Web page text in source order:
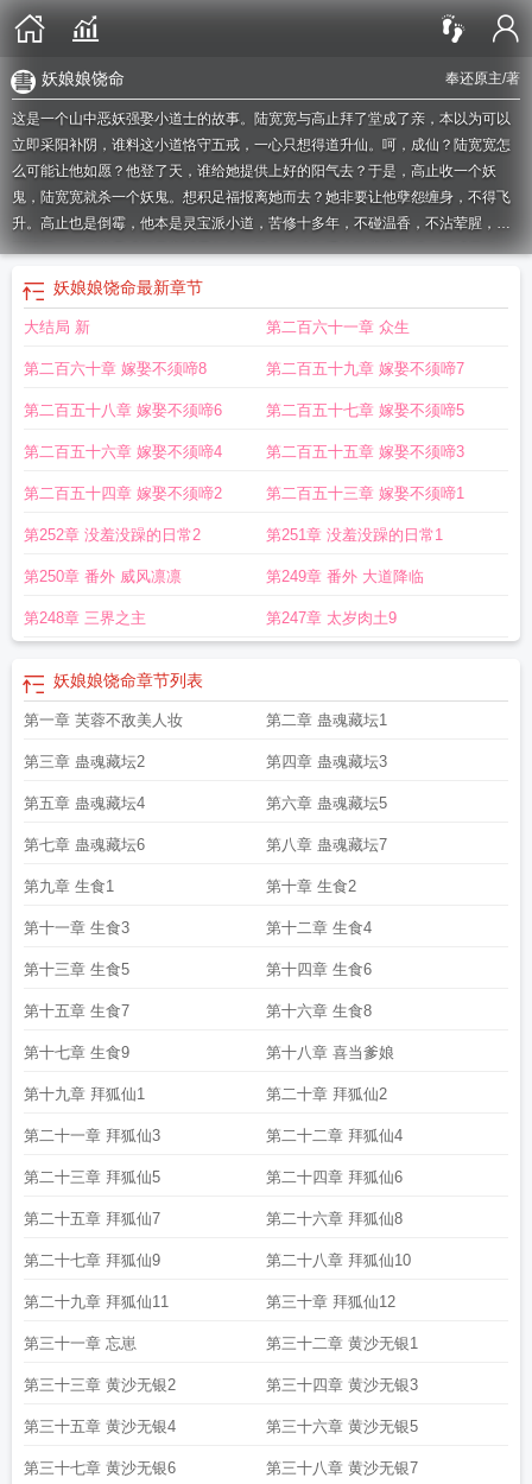
奉还原主/著
妖娘娘饶命
这是一个山中恶妖强娶小道士的故事。陆宽宽与高止拜了堂成了亲，本以为可以
立即采阳补阴，谁料这小道恪守五戒，一心只想得道升仙。呵，成仙？陆宽宽怎
么可能让他如愿？他登了天，谁给她提供上好的阳气去？于是，高止收一个妖
鬼，陆宽宽就杀一个妖鬼。想积足福报离她而去？她非要让他孽怨缠身，不得飞
升。高止也是倒霉，他本是灵宝派小道，苦修十多年，不碰温香，不沾荤腥，自
诩清正，好不容易成了灵宝派最年轻的箓生，谁知遇上陆宽宽之后，五戒尽破，
甚至与其无媒苟合，终落了个修为尽失的下场。【1V1势均力敌】【小扑街觉得
如果收藏破一百，就是HE。没破就是BE。以慰藉我受伤的心灵。】如果您喜欢
妖娘娘饶命，别忘记分享给朋友.
妖女是谁娘娘饶命一般怎么回答
娘养成Onigotchi娘娘饶命gi 妖女拿命来妖娘图片 妖娘娘饶命 奉还原主
电影妖女啥意思妖三娘妖娘什么意思女妖娘娘补了天 娘娘饶命gi夭青
娘娘翻车了 妖娘娘饶命 奉还原主txt 妖娆是什么意思妖妃娘娘现状娘娘饶命
gl妖妃娘娘又跑了免费阅读最新 妖妃娘娘在恋综上爆火了全文免费阅读
恋综上爆火了笔趣阁妖女是什么意思? 妖姬娘娘 妖狐娘娘妖饶美娘
妖娘娘饶命最新章节
大结局 新 第二百六十一章 众生
第二百六十章 嫁娶不须啼8 第二百五十九章 嫁娶不须啼7
第二百五十八章 嫁娶不须啼6 第二百五十七章 嫁娶不须啼5
第二百五十六章 嫁娶不须啼4 第二百五十五章 嫁娶不须啼3
第二百五十四章 嫁娶不须啼2 第二百五十三章 嫁娶不须啼1
第252章 没羞没躁的日常2 第251章 没羞没躁的日常1
第250章 番外 威风凛凛 第249章 番外 大道降临
第248章 三界之主 第247章 太岁肉土9
妖娘娘饶命章节列表
第一章 芙蓉不敌美人妆 第二章 蛊魂藏坛1
第三章 蛊魂藏坛2 第四章 蛊魂藏坛3
第五章 蛊魂藏坛4 第六章 蛊魂藏坛5
第七章 蛊魂藏坛6 第八章 蛊魂藏坛7
第九章 生食1 第十章 生食2
第十一章 生食3 第十二章 生食4
第十三章 生食5 第十四章 生食6
第十五章 生食7 第十六章 生食8
第十七章 生食9 第十八章 喜当爹娘
第十九章 拜狐仙1 第二十章 拜狐仙2
第二十一章 拜狐仙3 第二十二章 拜狐仙4
第二十三章 拜狐仙5 第二十四章 拜狐仙6
第二十五章 拜狐仙7 第二十六章 拜狐仙8
第二十七章 拜狐仙9 第二十八章 拜狐仙10
第二十九章 拜狐仙11 第三十章 拜狐仙12
第三十一章 忘崽 第三十二章 黄沙无银1
第三十三章 黄沙无银2 第三十四章 黄沙无银3
第三十五章 黄沙无银4 第三十六章 黄沙无银5
第三十七章 黄沙无银6 第三十八章 黄沙无银7